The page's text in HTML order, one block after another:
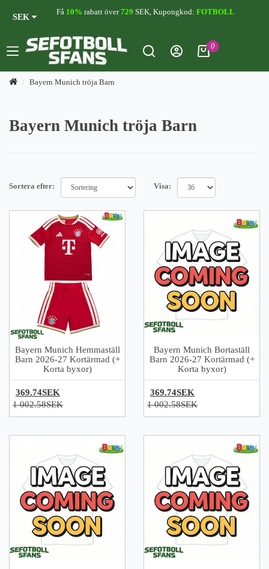
SEK
Få 10% rabatt över729 SEK, Kupongkod: FOTBOLL
0
Bayern Munich tröja Barn
Bayern Munich tröja Barn
Sortera efter: Visa:
Bayern Munich Hemmaställ
Barn 2026-27 Kortärmad (+
Korta byxor)
369.74SEK
1 002.58SEK
Bayern Munich Bortaställ
Barn 2026-27 Kortärmad (+
Korta byxor)
369.74SEK
1 002.58SEK